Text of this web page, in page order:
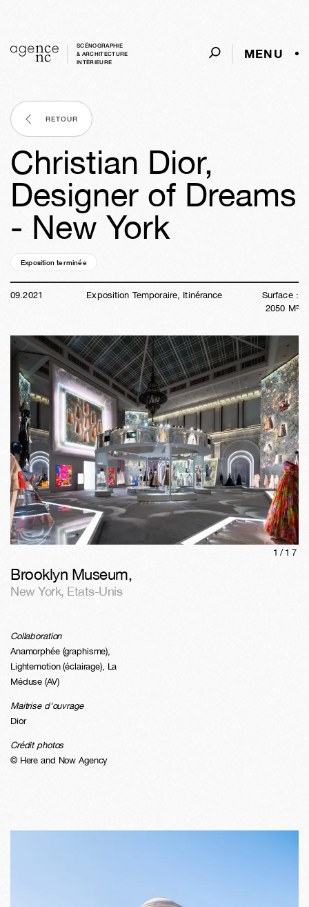
SCÉNOGRAPHIE
& ARCHITECTURE
INTÈRIEURE
MENU
RETOUR
Christian Dior,
Designer of Dreams
- New York
Exposition terminée
09.2021 Exposition Temporaire, Itinérance
Surface :
2050 M²
1/ 17
Brooklyn Museum,
New York, Etats-Unis
Collaboration
Anamorphée (graphisme),
Lightemotion (éclairage), La
Méduse (AV)
Maitrise d'ouvrage
Dior
Crédit photos
© Here and Now Agency